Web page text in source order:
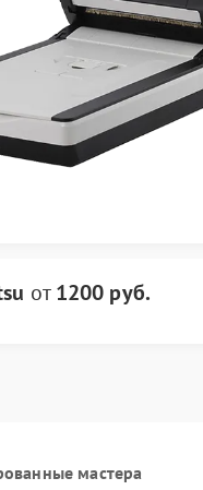
от1200 руб.
мастера